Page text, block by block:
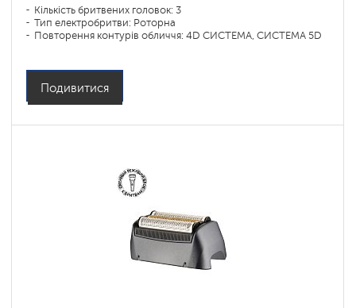
Кількість бритвених головок: 3
Тип електробритви: Роторна
Повторення контурів обличчя: 4D СИСТЕМА, СИСТЕМА 5D
Подивитися